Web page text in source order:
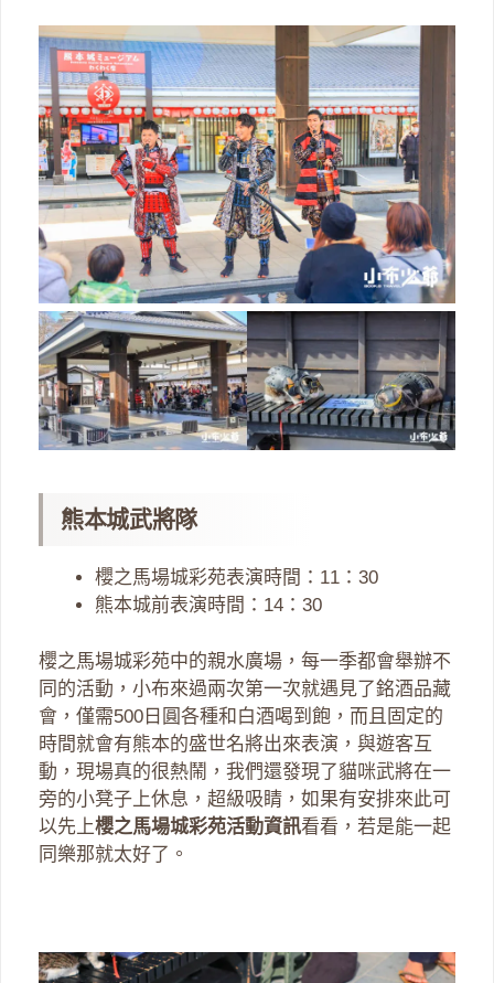
熊本城武將隊
櫻之馬場城彩苑表演時間：11：30
熊本城前表演時間：14：30
櫻之馬場城彩苑中的親水廣場，每一季都會舉辦不
同的活動，小布來過兩次第一次就遇見了銘酒品藏
會，僅需500日圓各種和白酒喝到飽，而且固定的
時間就會有熊本的盛世名將出來表演，與遊客互
動，現場真的很熱鬧，我們還發現了貓咪武將在一
旁的小凳子上休息，超級吸睛，如果有安排來此可
以先上櫻之馬場城彩苑活動資訊看看，若是能一起
同樂那就太好了。